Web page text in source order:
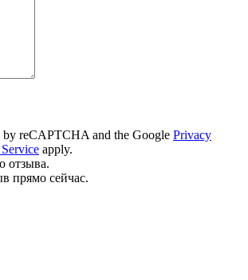
by reCAPTCHA and the Google Privacy
apply.
отзыва.
прямо сейчас.